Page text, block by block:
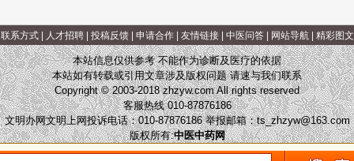
联系方式| 人才招聘| 投稿反馈| 申请合作| 友情链接| 中医问答| 网站导航| 精彩图文
本站信息仅供参考 不能作为诊断及医疗的依据
本站如有转载或引用文章涉及版权问题 请速与我们联系
Copyright © 2003-2018 zhzyw.com All rights reserved
客服热线 010-87876186
文明办网文明上网投诉电话：010-87876186 举报邮箱：ts_zhzyw@163.com
版权所有:中医中药网